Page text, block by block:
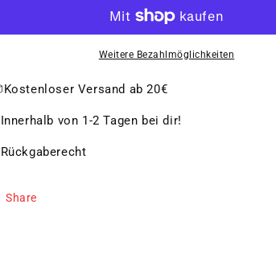
33
33
cmWeitere Bezahlmöglichkeiten
Versand ab 20€
von 1-2 Tagen bei dir!
Share